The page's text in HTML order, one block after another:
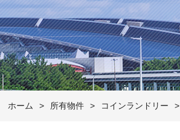
ホーム > 所有物件 > コインランドリー >